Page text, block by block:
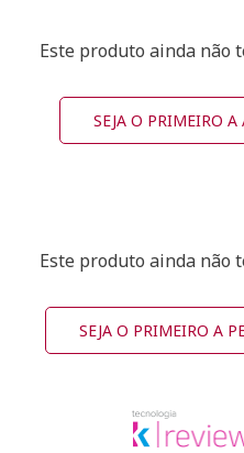
Este produto ainda não
SEJA O PRIMEIRO A
Este produto ainda não
SEJA O PRIMEIRO A